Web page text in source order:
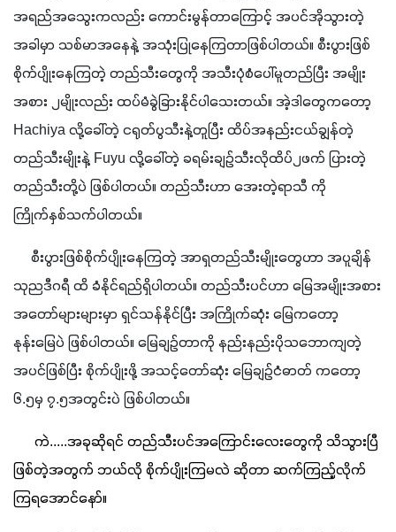
အရည်အသွေးကလည်း ကောင်းမွန်တာကြောင့် အပင်အိုသွားတဲ့
အခါမှာ သစ်မာအနေနဲ့ အသုံးပြုနေကြတာဖြစ်ပါတယ်။ စီးပွားဖြစ်
စိုက်ပျိုးနေကြတဲ့ တည်သီးတွေကို အသီးပုံစံပေါ်မူတည်ပြီး အမျိုး
အစား ၂မျိုးလည်း ထပ်မံခွဲခြားနိုင်ပါသေးတယ်။ အဲ့ဒါတွေကတော့
Hachiya လို့ခေါ်တဲ့ ငရုတ်ပွသီးနဲ့တူပြီး ထိပ်အနည်းငယ်ချွန်တဲ့
တည်သီးမျိုးနဲ့ Fuyu လို့ခေါ်တဲ့ ခရမ်းချဉ်သီးလိုထိပ်၂ဖက် ပြားတဲ့
တည်သီးတို့ပဲ ဖြစ်ပါတယ်။ တည်သီးဟာ အေးတဲ့ရာသီ ကို
ကြိုက်နှစ်သက်ပါတယ်။
စီးပွားဖြစ်စိုက်ပျိုးနေကြတဲ့ အာရှတည်သီးမျိုးတွေဟာ အပူချိန်
သုညဒီဂရီ ထိ ခံနိုင်ရည်ရှိပါတယ်။ တည်သီးပင်ဟာ မြေအမျိုးအစား
အတော်များများမှာ ရှင်သန်နိုင်ပြီး အကြိုက်ဆုံး မြေကတော့
နုန်းမြေပဲ ဖြစ်ပါတယ်။ မြေချဉ်တာကို နည်းနည်းပိုသဘောကျတဲ့
အပင်ဖြစ်ပြီး စိုက်ပျိုးဖို့ အသင့်တော်ဆုံး မြေချဉ်ငံဓာတ် ကတော့
၆.၅မှ ၇.၅အတွင်းပဲ ဖြစ်ပါတယ်။
ကဲ.....အခုဆိုရင် တည်သီးပင်အကြောင်းလေးတွေကို သိသွားပြီ
ဖြစ်တဲ့အတွက် ဘယ်လို စိုက်ပျိုးကြမလဲ ဆိုတာ ဆက်ကြည့်လိုက်
ကြရအောင်နော်။